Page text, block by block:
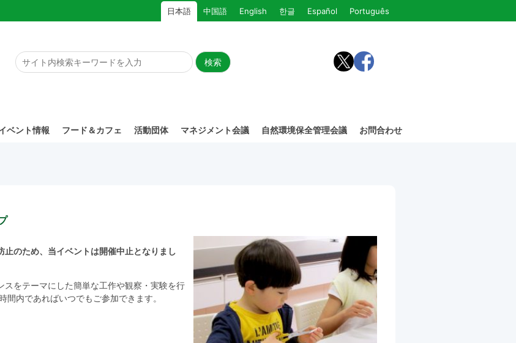
日本語 中国語 English 한글 Español Português
ベント情報 フード＆カフェ 活動団体 マネジメント会議 自然環境保全管理会議 お問合わせ
のため、当イベントは開催中止となりまし
をテーマにした簡単な工作や観察・実験を行
内であればいつでもご参加できます。